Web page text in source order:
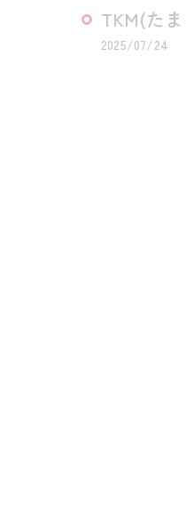
TKM(た
2025/07/24